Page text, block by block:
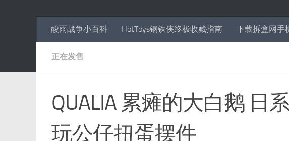
酸雨战争小百科 HotToys钢铁侠终极收藏指南 下载拆盒网手
正在发售
QUALIA 累瘫的大白鹅 日
玩公仔扭蛋摆件